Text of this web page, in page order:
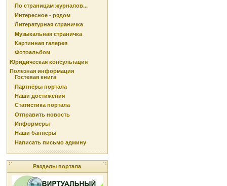
По страницам журналов...
Интересное - рядом
Литературная страничка
Музыкальная страничка
Картинная галерея
Фотоальбом
Юридическая консультация
Полезная информация
Гостевая книга
Партнёры портала
Наши достижения
Статистика портала
Отправить новость
Информеры
Наши баннеры
Написать письмо админу
Разделы портала